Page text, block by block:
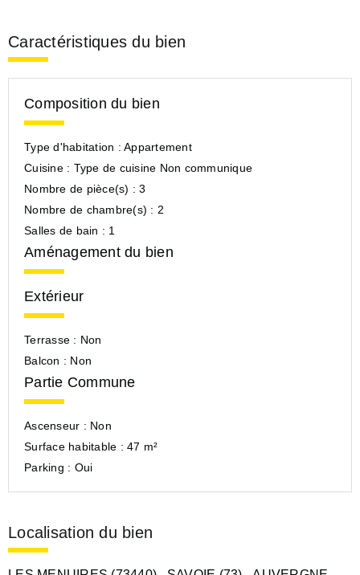
Caractéristiques du bien
Composition du bien
Type d'habitation : Appartement
Cuisine : Type de cuisine Non communique
Nombre de pièce(s) :3
Nombre de chambre(s) : 2
Salles de bain : 1
Aménagement du bien
Extérieur
Terrasse : Non
Balcon : Non
Partie Commune
Ascenseur : Non
Surface habitable : 47 m²
Parking : Oui
Localisation du bien